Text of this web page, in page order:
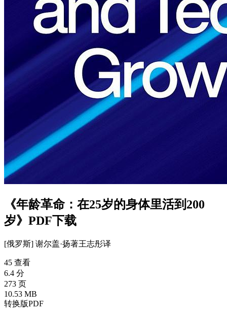
《年龄革命：在25岁的身体里活到200
岁》PDF下载
[俄罗斯] 谢尔盖·扬著王志彤译
45 查看
6.4 分
273 页
10.53 MB
转换版PDF